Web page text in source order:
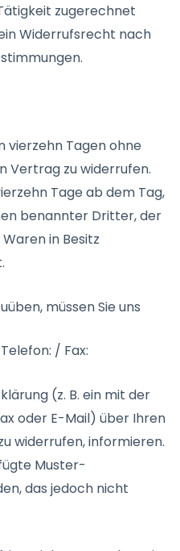
zugerechnet
Widerrufsrecht nach
vierzehn Tagen ohne
Vertrag zu widerrufen.
Tage ab dem Tag,
benannter Dritter, der
in Besitz
müssen Sie uns
/ Fax:
(z. B. ein mit der
oder E-Mail) über Ihren
widerrufen, informieren.
Muster-
das jedoch nicht